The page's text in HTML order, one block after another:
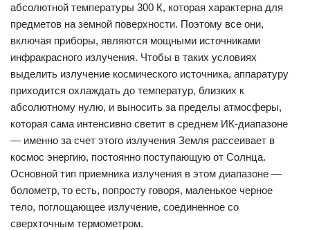
абсолютной температуры 300 К, которая характерна для
предметов на земной поверхности. Поэтому все они,
включая приборы, являются мощными источниками
инфракрасного излучения. Чтобы в таких условиях
выделить излучение космического источника, аппаратуру
приходится охлаждать до температур, близких к
абсолютному нулю, и выносить за пределы атмосферы,
которая сама интенсивно светит в среднем ИК-диапазоне
— именно за счет этого излучения Земля рассеивает в
космос энергию, постоянно поступающую от Солнца.
Основной тип приемника излучения в этом диапазоне —
болометр, то есть, попросту говоря, маленькое черное
тело, поглощающее излучение, соединенное со
сверхточным термометром.